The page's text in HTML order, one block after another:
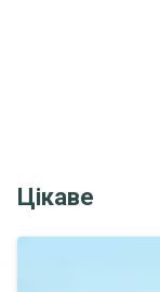
Цікаве